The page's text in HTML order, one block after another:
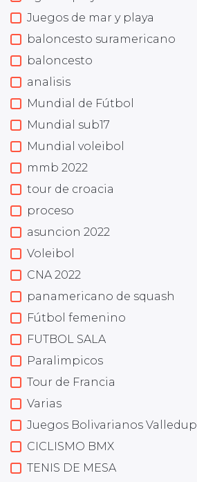
Juegos de mar y playa
baloncesto suramericano
baloncesto
analisis
Mundial de Fútbol
Mundial sub17
Mundial voleibol
mmb 2022
tour de croacia
proceso
asuncion 2022
Voleibol
CNA 2022
panamericano de squash
Fútbol femenino
FUTBOL SALA
Paralimpicos
Tour de Francia
Varias
Juegos Bolivarianos
CICLISMO BMX
TENIS DE MESA